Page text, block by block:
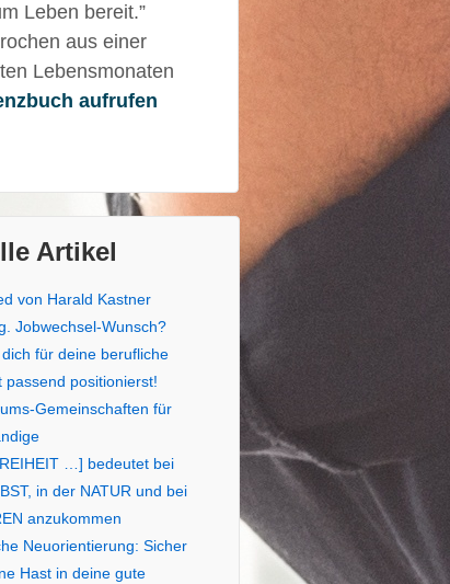
Leben bereit.”
aus einer
Lebensmonaten
aufrufen
Artikel
von Harald Kastner
Jobwechsel-Wunsch?
für deine berufliche
passend positionierst!
Gemeinschaften für
…] bedeutet bei
in der NATUR und bei
anzukommen
Neuorientierung: Sicher
Hast in deine gute